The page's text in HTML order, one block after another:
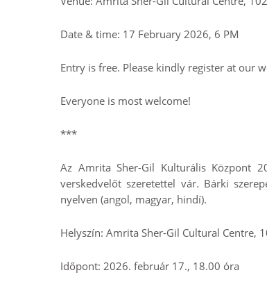
Date & time: 17 February 2026, 6 PM
Entry is free. Please kindly register at our
Everyone is most welcome!
***
Az Amrita Sher-Gil Kulturális Központ
verskedvelőt szeretettel vár. Bárki
nyelven (angol, magyar, hindí).
Helyszín: Amrita Sher-Gil Cultural Centre,
Időpont: 2026. február 17., 18.00 óra